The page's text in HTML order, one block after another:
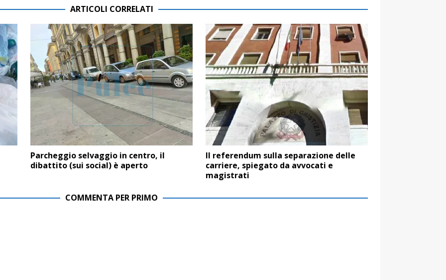
ARTICOLI CORRELATI
Parcheggio selvaggio in centro, il
dibattito (sui social) è aperto
Il referendum sulla separazione delle
carriere, spiegato da avvocati e
magistrati
COMMENTA PER PRIMO